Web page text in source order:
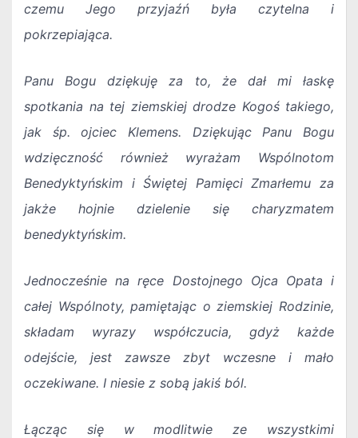
czemu Jego przyjaźń była czytelna i
pokrzepiająca.
Panu Bogu dziękuję za to, że dał mi łaskę
spotkania na tej ziemskiej drodze Kogoś takiego,
jak śp. ojciec Klemens. Dziękując Panu Bogu
wdzięczność również wyrażam Wspólnotom
Benedyktyńskim i Świętej Pamięci Zmarłemu za
jakże hojnie dzielenie się charyzmatem
benedyktyńskim.
Jednocześnie na ręce Dostojnego Ojca Opata i
całej Wspólnoty, pamiętając o ziemskiej Rodzinie,
składam wyrazy współczucia, gdyż każde
odejście, jest zawsze zbyt wczesne i mało
oczekiwane. I niesie z sobą jakiś ból.
Łącząc się w modlitwie ze wszystkimi